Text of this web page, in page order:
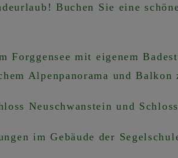
Buchen Sie eine
Forggensee mit eigenem
Alpenpanorama und Balkon
Neuschwanstein und
im Gebäude der